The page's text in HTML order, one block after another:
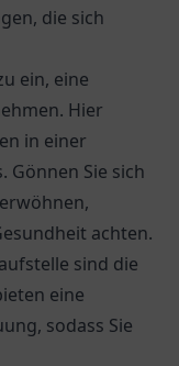
die sich
ein, eine
Hier
in einer
Gönnen Sie sich
achten.
sind die
eine
sodass Sie